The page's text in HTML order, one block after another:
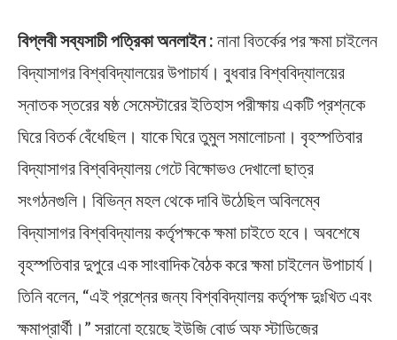
বিপ্লবী সব্যসাচী পত্রিকা অনলাইন : নানা বিতর্কের পর ক্ষমা চাইলেন
বিদ্যাসাগর বিশ্ববিদ্যালয়ের উপাচার্য। বুধবার বিশ্ববিদ্যালয়ের
স্নাতক স্তরের ষষ্ঠ সেমেস্টারের ইতিহাস পরীক্ষায় একটি প্রশ্নকে
ঘিরে বিতর্ক বেঁধেছিল। যাকে ঘিরে তুমুল সমালোচনা। বৃহস্পতিবার
বিদ্যাসাগর বিশ্ববিদ্যালয় গেটে বিক্ষোভও দেখালো ছাত্র
সংগঠনগুলি। বিভিন্ন মহল থেকে দাবি উঠেছিল অবিলম্বে
বিদ্যাসাগর বিশ্ববিদ্যালয় কর্তৃপক্ষকে ক্ষমা চাইতে হবে। অবশেষে
বৃহস্পতিবার দুপুরে এক সাংবাদিক বৈঠক করে ক্ষমা চাইলেন উপাচার্য।
তিনি বলেন, “এই প্রশ্নের জন্য বিশ্ববিদ্যালয় কর্তৃপক্ষ দুঃখিত এবং
ক্ষমাপ্রার্থী।” সরানো হয়েছে ইউজি বোর্ড অফ স্টাডিজের